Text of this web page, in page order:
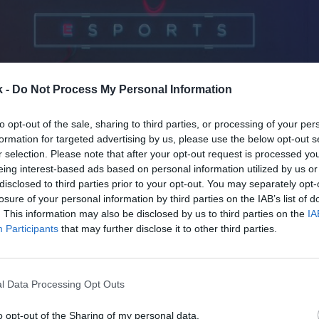
- Do Not Process My Personal Information
opt-out of the sale, sharing to third parties, or processing of your
for targeted advertising by us, please use the below opt-out
selection. Please note that after your opt-out request is processed
interest-based ads based on personal information utilized by us
to third parties prior to your opt-out. You may separately
of your personal information by third parties on the IAB’s list of
This information may also be disclosed by us to third parties on the
Participants that may further disclose it to other third parties.
Data Processing Opt Outs
opt-out of the Sharing of my personal data.
23 de abril de 2021
Guardar Me gusta
de la división de eSports de Dentsu-Mktg España.
consultoría ha situado al frente a Karen
de Álvaro Giner
, que en enero se incorporó a
tiene más de once años de experiencia en la
Durante siete años trabajó para el
últimos cuatro años ha desempeñado diferentes